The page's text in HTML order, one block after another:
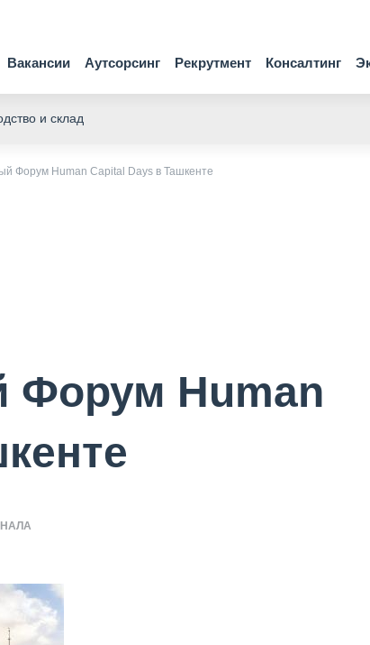
Вакансии Аутсорсинг Рекрутмент Консалтинг
и склад
Форум Human Capital Days в Ташкенте
Форум Human